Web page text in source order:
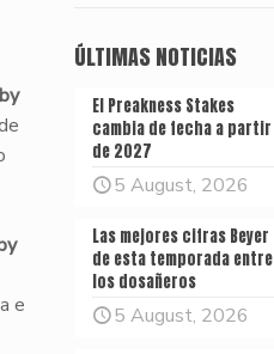
e
ÚLTIMAS NOTICIAS
El Preakness Stakes
cambia de fecha a partir
de 2027
5 August, 2026
Las mejores cifras Beyer
de esta temporada entre
los dosañeros
5 August, 2026